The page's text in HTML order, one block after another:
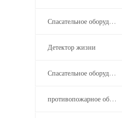
Спасательное оборудование на воде
Детектор жизни
Спасательное оборудование землетрясения
противопожарное оборудование